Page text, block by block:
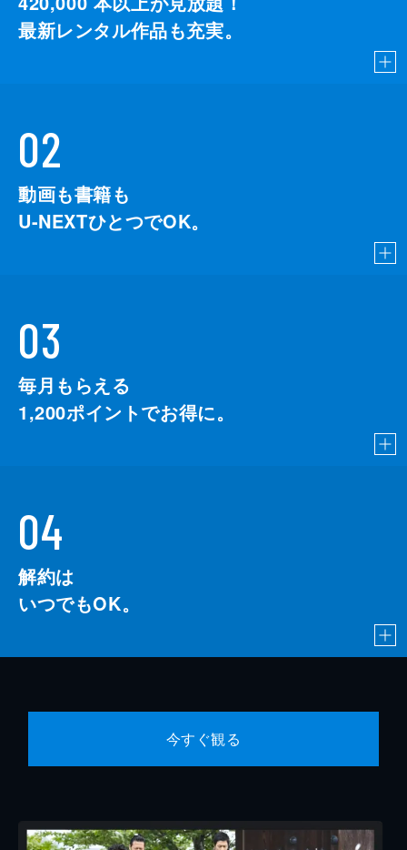
最新レンタル作品も充実。
02
動画も書籍も
U-NEXTひとつでOK。
03
毎月もらえる
1,200ポイントでお得に。
04
解約は
いつでもOK。
今すぐ観る